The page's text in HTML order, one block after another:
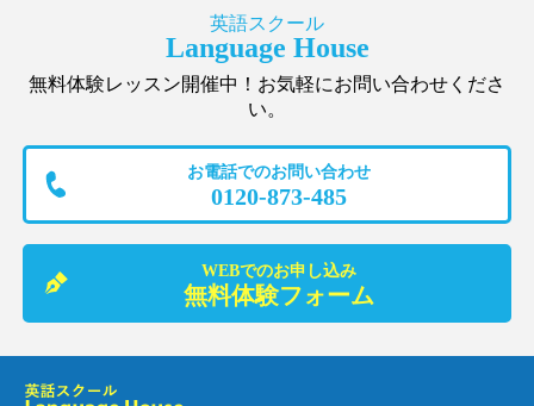
英語スクール
Language House
無料体験レッスン開催中！お気軽にお問い合わせくださ
い。
お電話でのお問い合わせ
0120-873-485
WEBでのお申し込み
無料体験フォーム